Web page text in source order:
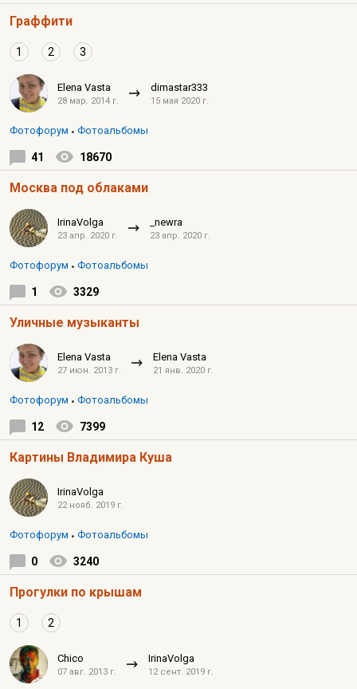
Граффити
1 2 3
Elena Vasta
28 мар. 2014 г.
dimastar333
15 мая 2020 г.
Фотофорум Фотоальбомы
41 18670
Москва под облаками
IrinaVolga
23 апр. 2020 г.
_newra
23 апр. 2020 г.
Фотофорум Фотоальбомы
1 3329
Уличные музыканты
Elena Vasta
27 июн. 2013 г.
Elena Vasta
21 янв. 2020 г.
Фотофорум Фотоальбомы
12 7399
Картины Владимира Куша
IrinaVolga
22 нояб. 2019 г.
Фотофорум Фотоальбомы
0 3240
Прогулки по крышам
1 2
Chico
07 авг. 2013 г.
IrinaVolga
12 сент. 2019 г.